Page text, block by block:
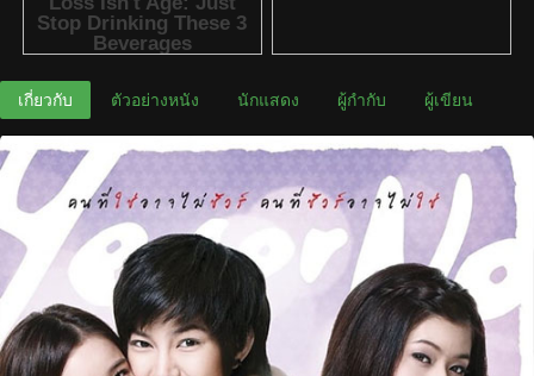
เกี่ยวกับ ตัวอย่างหนัง นักแสดง ผู้กำกับ ผู้เขียน